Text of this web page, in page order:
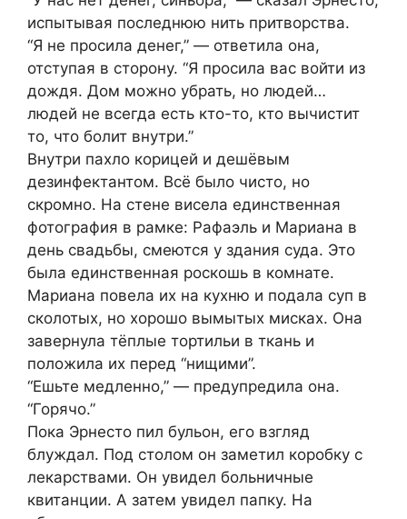
испытывая последнюю нить притворства.
“Я не просила денег,” — ответила она,
отступая в сторону. “Я просила вас войти из
дождя. Дом можно убрать, но людей…
людей не всегда есть кто-то, кто вычистит
то, что болит внутри.”
Внутри пахло корицей и дешёвым
дезинфектантом. Всё было чисто, но
скромно. На стене висела единственная
фотография в рамке: Рафаэль и Мариана в
день свадьбы, смеются у здания суда. Это
была единственная роскошь в комнате.
Мариана повела их на кухню и подала суп в
сколотых, но хорошо вымытых мисках. Она
завернула тёплые тортильи в ткань и
положила их перед “нищими”.
“Ешьте медленно,” — предупредила она.
“Горячо.”
Пока Эрнесто пил бульон, его взгляд
блуждал. Под столом он заметил коробку с
лекарствами. Он увидел больничные
квитанции. А затем увидел папку. На